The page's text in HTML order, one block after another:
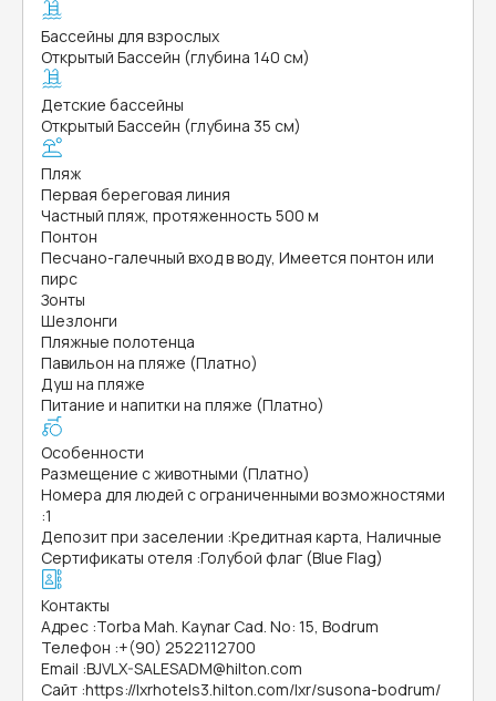
Бассейны для взрослых
Открытый Бассейн (глубина 140 см)
Детские бассейны
Открытый Бассейн (глубина 35 см)
Пляж
Первая береговая линия
Частный пляж, протяженность 500 м
Понтон
Песчано-галечный вход в воду, Имеется понтон или
пирс
Зонты
Шезлонги
Пляжные полотенца
Павильон на пляже (Платно)
Душ на пляже
Питание и напитки на пляже (Платно)
Особенности
Размещение с животными (Платно)
Номера для людей с ограниченными возможностями
:1
Депозит при заселении :Кредитная карта, Наличные
Сертификаты отеля :Голубой флаг (Blue Flag)
Контакты
Адрес :Torba Mah. Kaynar Cad. No: 15, Bodrum
Телефон :+(90) 2522112700
Email :BJVLX-SALESADM@hilton.com
Сайт :https://lxrhotels3.hilton.com/lxr/susona-bodrum/